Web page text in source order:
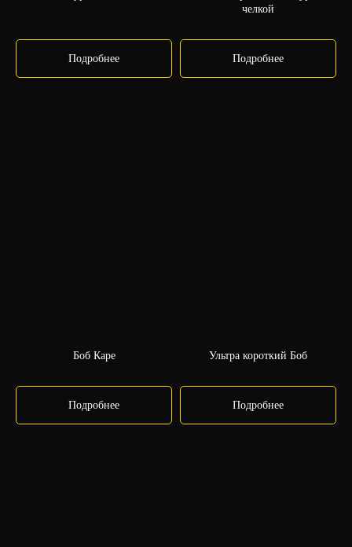
Подробнее
челкой
Подробнее
Боб Каре
Подробнее
Ультра короткий Боб
Подробнее